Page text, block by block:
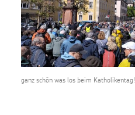
ganz schön was los beim Katholikentag!